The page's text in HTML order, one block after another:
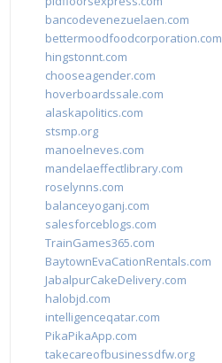
bancodevenezuelaen.com
bettermoodfoodcorporation.com
hingstonnt.com
chooseagender.com
hoverboardssale.com
alaskapolitics.com
stsmp.org
manoelneves.com
mandelaeffectlibrary.com
roselynns.com
balanceyoganj.com
salesforceblogs.com
TrainGames365.com
BaytownEvaCationRentals.com
JabalpurCakeDelivery.com
halobjd.com
intelligenceqatar.com
PikaPikaApp.com
takecareofbusinessdfw.org